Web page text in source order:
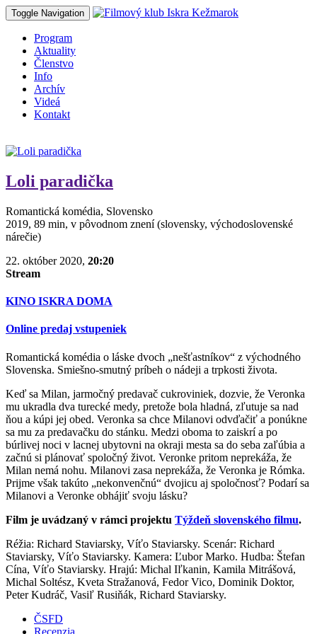
Toggle Navigation
Program
Aktuality
Členstvo
Info
Archív
Videá
Kontakt
Loli paradička
Romantická komédia, Slovensko
2019, 89 min, v pôvodnom znení (slovensky, východoslovenské
nárečie)
22. október 2020, 20:20
Stream
KINO ISKRA DOMA
Online predaj vstupeniek
Romantická komédia o láske dvoch „nešťastníkov“ z východného
Slovenska. Smiešno-smutný príbeh o nádeji a trpkosti života.
Keď sa Milan, jarmočný predavač cukroviniek, dozvie, že Veronka
mu ukradla dva turecké medy, pretože bola hladná, zľutuje sa nad
ňou a kúpi jej obed. Veronka sa chce Milanovi odvďačiť a ponúkne
sa mu za predavačku do stánku. Medzi oboma to zaiskrí a po
búrlivej noci v lacnej ubytovni na okraji mesta sa do seba zaľúbia a
začnú si plánovať spoločný život. Veronke pritom neprekáža, že
Milan nemá nohu. Milanovi zasa neprekáža, že Veronka je Rómka.
Prijme však takúto „nekonvenčnú“ dvojicu aj spoločnosť? Podarí sa
Milanovi a Veronke obhájiť svoju lásku?
Film je uvádzaný v rámci projektu Týždeň slovenského filmu.
Réžia: Richard Staviarsky, Víťo Staviarsky. Scenár: Richard
Staviarsky, Víťo Staviarsky. Kamera: Ľubor Marko. Hudba: Štefan
Cína, Víťo Staviarsky. Hrajú: Michal Iľkanin, Kamila Mitrášová,
Michal Soltész, Kveta Stražanová, Fedor Vico, Dominik Doktor,
Peter Kudráč, Vasiľ Rusiňák, Richard Staviarsky.
ČSFD
Recenzia